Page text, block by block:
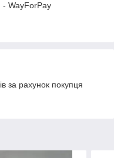
WayForPay
за рахунок покупця